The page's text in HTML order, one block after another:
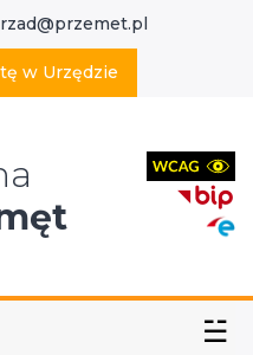
w Urzędzie
☱